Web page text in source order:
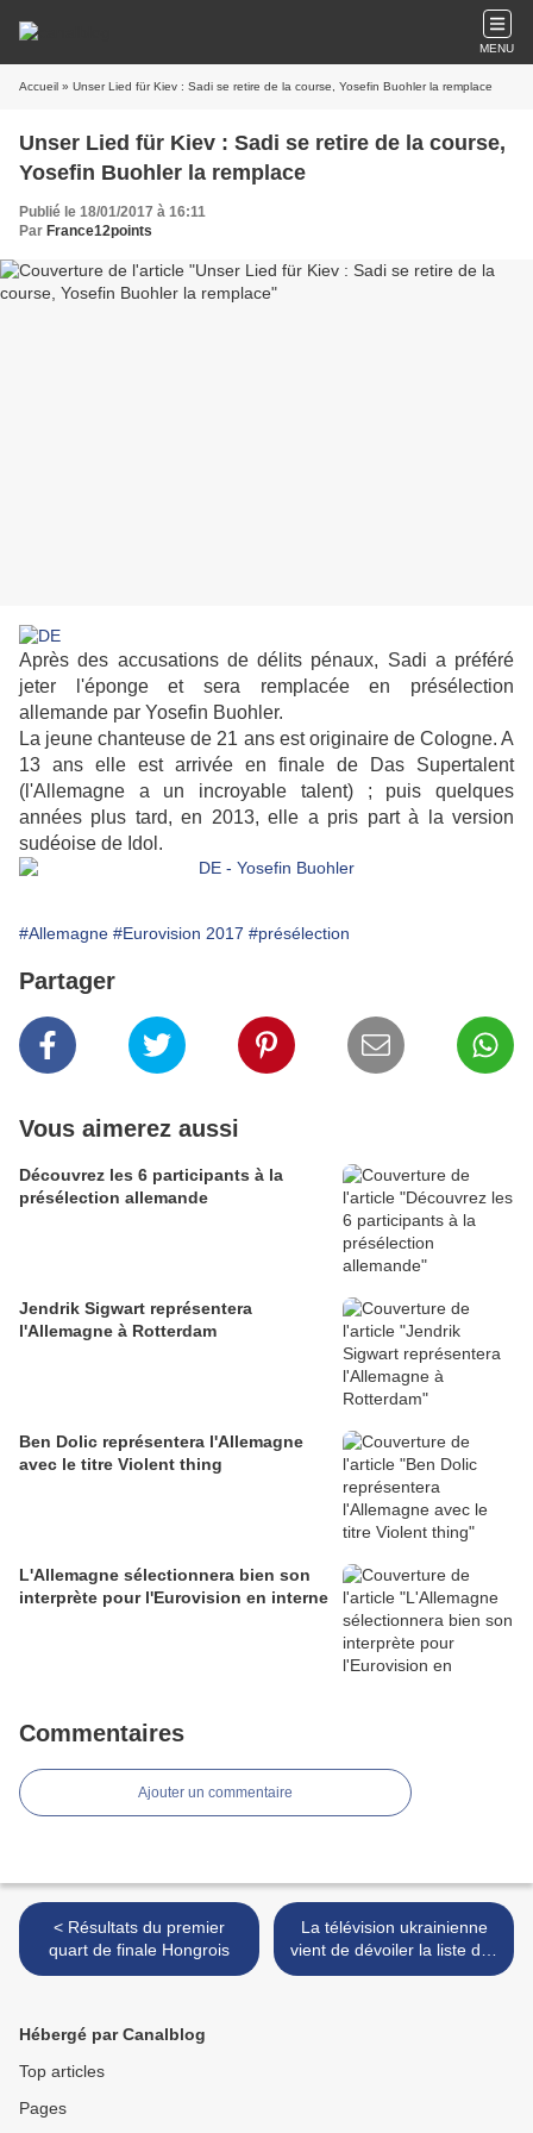
MENU
Accueil » Unser Lied für Kiev : Sadi se retire de la course, Yosefin Buohler la remplace
Unser Lied für Kiev : Sadi se retire de la course,
Yosefin Buohler la remplace
Publié le 18/01/2017 à 16:11
Par France12points
Après des accusations de délits pénaux, Sadi a préféré
jeter l'éponge et sera remplacée en présélection
allemande par Yosefin Buohler.
La jeune chanteuse de 21 ans est originaire de Cologne. A
13 ans elle est arrivée en finale de Das Supertalent
(l'Allemagne a un incroyable talent) ; puis quelques
années plus tard, en 2013, elle a pris part à la version
sudéoise de Idol.
#Allemagne #Eurovision 2017 #présélection
Partager
Vous aimerez aussi
Découvrez les 6 participants à la
présélection allemande
Jendrik Sigwart représentera
l'Allemagne à Rotterdam
Ben Dolic représentera l'Allemagne
avec le titre Violent thing
L'Allemagne sélectionnera bien son
interprète pour l'Eurovision en interne
Commentaires
Ajouter un commentaire
< Résultats du premier
quart de finale Hongrois
La télévision ukrainienne
vient de dévoiler la liste des
24 participants à la
Hébergé par Canalblog
Top articles
Pages